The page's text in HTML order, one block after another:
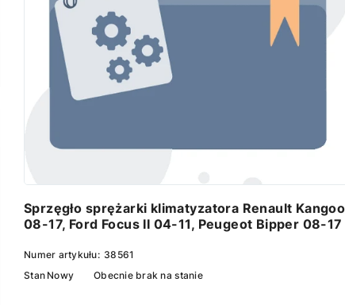
Sprzęgło sprężarki klimatyzatora Renault Kangoo
08-17, Ford Focus II 04-11, Peugeot Bipper 08-17
Numer artykułu: 38561
Stan Nowy Obecnie brak na stanie